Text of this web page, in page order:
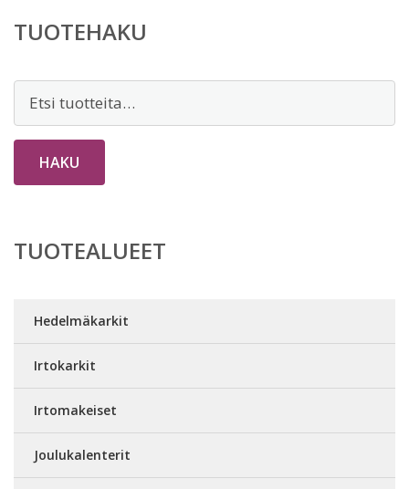
TUOTEHAKU
Etsi:
HAKU
TUOTEALUEET
Hedelmäkarkit
Irtokarkit
Irtomakeiset
Joulukalenterit